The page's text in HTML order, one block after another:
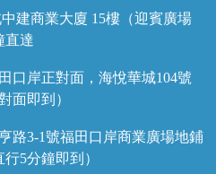
建商業大廈 15樓（迎賓廣場
直達
口岸正對面，海悅華城104號
面即到）
路3-1號福田口岸商業廣場地鋪
5分鐘即到）